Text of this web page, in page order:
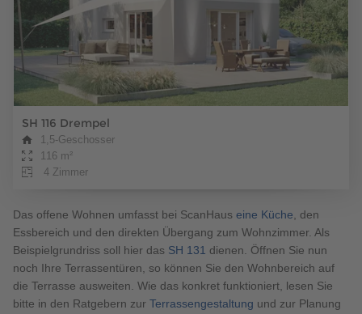
SH 116 Drempel
1,5-Geschosser
116 m²
4 Zimmer
Das offene Wohnen umfasst bei ScanHaus eine Küche, den
Essbereich und den direkten Übergang zum Wohnzimmer. Als
Beispielgrundriss soll hier das SH 131 dienen. Öffnen Sie nun
noch Ihre Terrassentüren, so können Sie den Wohnbereich auf
die Terrasse ausweiten. Wie das konkret funktioniert, lesen Sie
bitte in den Ratgebern zur Terrassengestaltung und zur Planung